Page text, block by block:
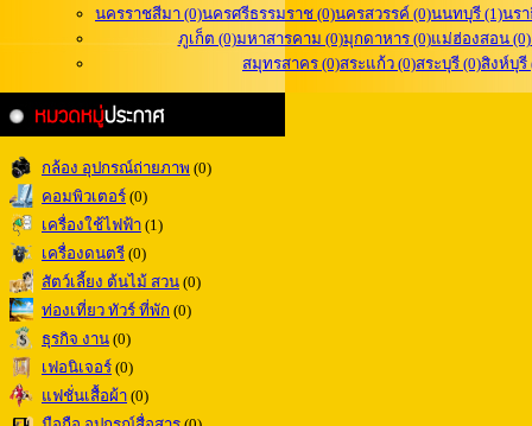
นครราชสีมา (0)นครศรีธรรมราช (0)นครสวรรค์ (0)นนทบุรี (1)นรา
ภูเก็ต (0)มหาสารคาม (0)มุกดาหาร (0)แม่ฮ่องสอน (0)
สมุทรสาคร (0)สระแก้ว (0)สระบุรี (0)สิงห์บุรี
กล้อง อุปกรณ์ถ่ายภาพ (0)
คอมพิวเตอร์ (0)
เครื่องใช้ไฟฟ้า (1)
เครื่องดนตรี (0)
สัตว์เลี้ยง ต้นไม้ สวน (0)
ท่องเที่ยว ทัวร์ ที่พัก (0)
ธุรกิจ งาน (0)
เฟอนิเจอร์ (0)
แฟชั่นเสื้อผ้า (0)